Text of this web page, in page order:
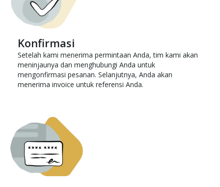
Konfirmasi
Setelah kami menerima permintaan Anda, tim kami akan
meninjaunya dan menghubungi Anda untuk
mengonfirmasi pesanan. Selanjutnya, Anda akan
menerima invoice untuk referensi Anda.